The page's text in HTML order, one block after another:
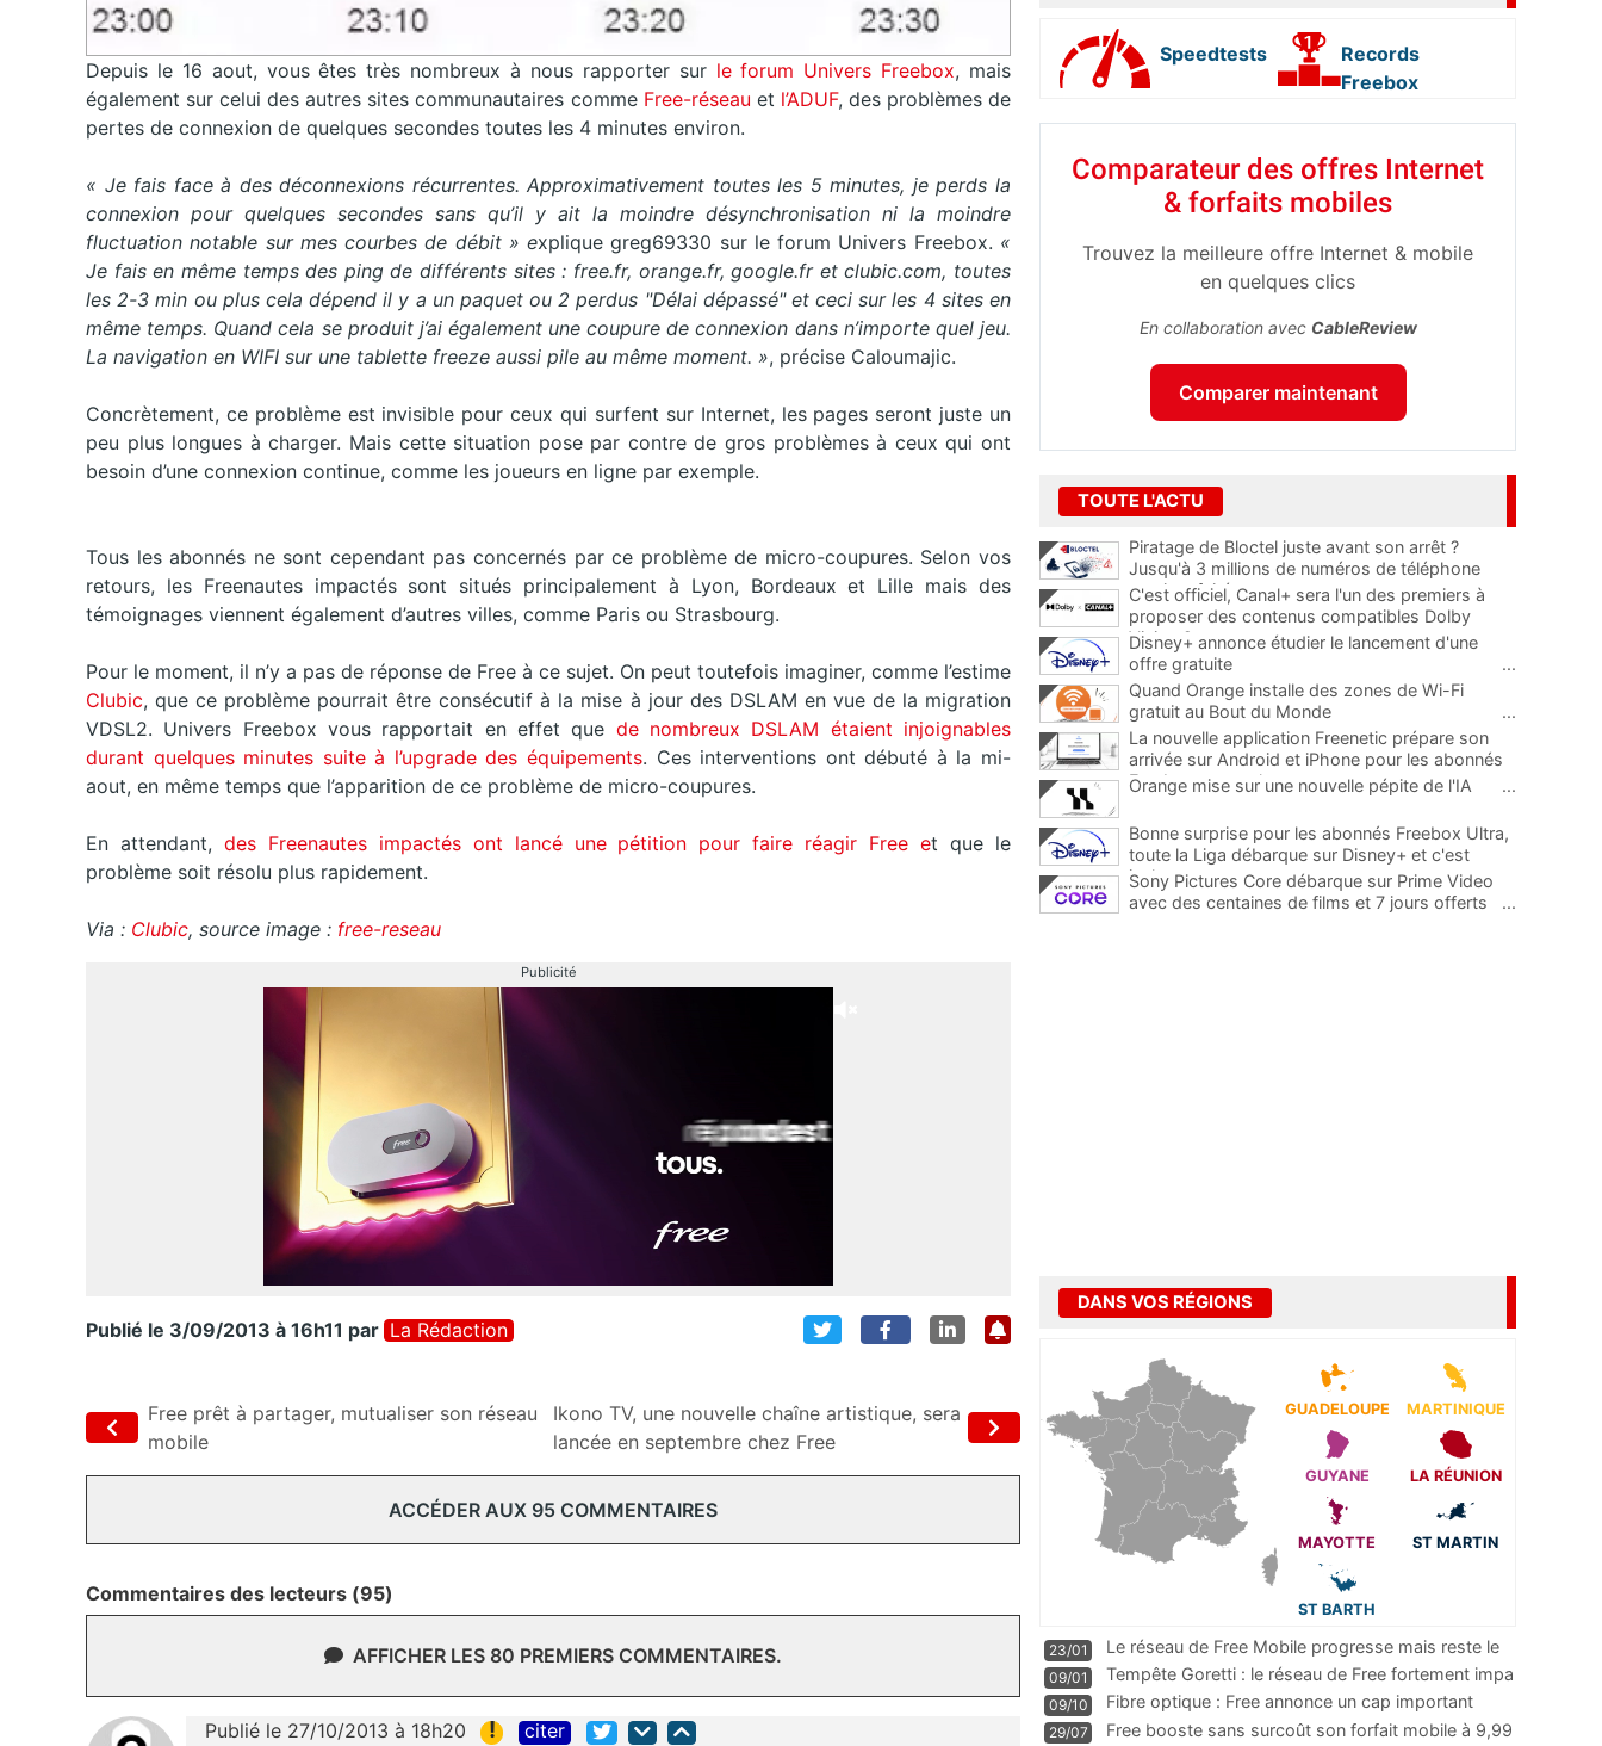
Depuis le 16 aout, vous êtes très nombreux à nous rapporter surle forum Univers Freebox, mais
également sur celui des autres sites communautaires commeFree-réseau et l’ADUF, des problèmes de
pertes de connexion de quelques secondes toutes les 4 minutes environ.
« Je fais face à des déconnexions récurrentes. Approximativement toutes les 5 minutes, je perds la
connexion pour quelques secondes sans qu’il y ait la moindre désynchronisation ni la moindre
fluctuation notable sur mes courbes de débit » explique greg69330 sur le forum Univers Freebox. «
Je fais en même temps des ping de différents sites : free.fr, orange.fr, google.fr et clubic.com, toutes
les 2-3 min ou plus cela dépend il y a un paquet ou 2 perdus "Délai dépassé" et ceci sur les 4 sites en
même temps. Quand cela se produit j’ai également une coupure de connexion dans n’importe quel jeu.
La navigation en WIFI sur une tablette freeze aussi pile au même moment. », précise Caloumajic.
Concrètement, ce problème est invisible pour ceux qui surfent sur Internet, les pages seront juste un
peu plus longues à charger. Mais cette situation pose par contre de gros problèmes à ceux qui ont
besoin d’une connexion continue, comme les joueurs en ligne par exemple.
Tous les abonnés ne sont cependant pas concernés par ce problème de micro-coupures. Selon vos
retours, les Freenautes impactés sont situés principalement à Lyon, Bordeaux et Lille mais des
témoignages viennent également d’autres villes, comme Paris ou Strasbourg.
Pour le moment, il n’y a pas de réponse de Free à ce sujet. On peut toutefois imaginer, comme l’estime
Clubic, que ce problème pourrait être consécutif à la mise à jour des DSLAM en vue de la migration
VDSL2. Univers Freebox vous rapportait en effet que de nombreux DSLAM étaient injoignables
durant quelques minutes suite à l’upgrade des équipements. Ces interventions ont débuté à la mi-
aout, en même temps que l’apparition de ce problème de micro-coupures.
En attendant, des Freenautes impactés ont lancé une pétition pour faire réagir Free et que le
problème soit résolu plus rapidement.
Via : Clubic, source image : free-reseau
Publicité
Publié le 3/09/2013 à 16h11 par La Rédaction
Free prêt à partager, mutualiser son réseau
mobile
Ikono TV, une nouvelle chaîne artistique, sera
lancée en septembre chez Free
ACCÉDER AUX 95 COMMENTAIRES
Commentaires des lecteurs (95)
AFFICHER LES 80 PREMIERS COMMENTAIRES.
Publié le 27/10/2013 à 18h20 ! citer
Speedtests
Records
Freebox
Comparateur des offres Internet
& forfaits mobiles
Trouvez la meilleure offre Internet & mobile
en quelques clics
En collaboration avec CableReview
Comparer maintenant
TOUTE L'ACTU
Piratage de Bloctel juste avant son arrêt ?
Jusqu'à 3 millions de numéros de téléphone
auraient fuité
C'est officiel, Canal+ sera l'un des premiers à
proposer des contenus compatibles Dolby
Vision 2
Disney+ annonce étudier le lancement d'une
offre gratuite
...
Quand Orange installe des zones de Wi-Fi
gratuit au Bout du Monde
...
La nouvelle application Freenetic prépare son
arrivée sur Android et iPhone pour les abonnés
Freebox, testez la
Orange mise sur une nouvelle pépite de l'IA ...
Bonne surprise pour les abonnés Freebox Ultra,
toute la Liga débarque sur Disney+ et c'est
inclus
Sony Pictures Core débarque sur Prime Video
avec des centaines de films et 7 jours offerts
...
DANS VOS RÉGIONS
GUADELOUPE MARTINIQUE
GUYANE LA RÉUNION
MAYOTTE ST MARTIN
ST BARTH
23/01
Le réseau de Free Mobile progresse mais reste le
m
...
09/01
Tempête Goretti : le réseau de Free fortement impa
09/10
Fibre optique : Free annonce un cap important
pass
...
29/07
Free booste sans surcoût son forfait mobile à 9,99